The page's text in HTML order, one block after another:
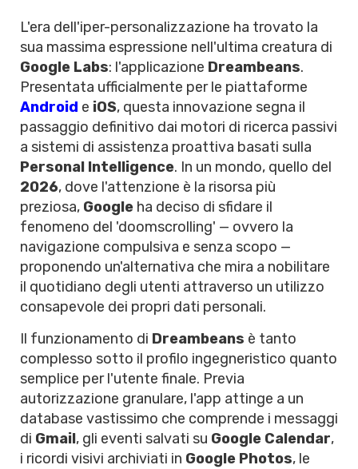
L'era dell'iper-personalizzazione ha trovato la
sua massima espressione nell'ultima creatura di
Google Labs: l'applicazione Dreambeans.
Presentata ufficialmente per le piattaforme
Android e iOS, questa innovazione segna il
passaggio definitivo dai motori di ricerca passivi
a sistemi di assistenza proattiva basati sulla
Personal Intelligence. In un mondo, quello del
2026, dove l'attenzione è la risorsa più
preziosa, Google ha deciso di sfidare il
fenomeno del 'doomscrolling' — ovvero la
navigazione compulsiva e senza scopo —
proponendo un'alternativa che mira a nobilitare
il quotidiano degli utenti attraverso un utilizzo
consapevole dei propri dati personali.
Il funzionamento di Dreambeans è tanto
complesso sotto il profilo ingegneristico quanto
semplice per l'utente finale. Previa
autorizzazione granulare, l'app attinge a un
database vastissimo che comprende i messaggi
di Gmail, gli eventi salvati su Google Calendar,
i ricordi visivi archiviati in Google Photos, le